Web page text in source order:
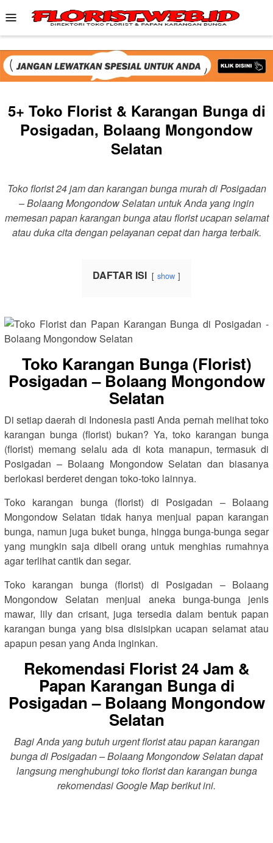
to
content
Mobile
Menu
5+ Toko Florist & Karangan Bunga di
Posigadan, Bolaang Mongondow
Selatan
Toko florist 24 jam dan karangan bunga murah di Posigadan
– Bolaang Mongondow Selatan untuk Anda yang ingin
memesan papan karangan bunga atau florist ucapan selamat
atau duka cita dengan pelayanan cepat dan harga terbaik.
DAFTAR ISI show
Toko Karangan Bunga (Florist)
Posigadan – Bolaang Mongondow
Selatan
Di setiap daerah di Indonesia pasti Anda pernah melihat toko
karangan bunga (florist) bukan? Ya, toko karangan bunga
(florist) memang selalu ada di kota manapun, termasuk di
Posigadan – Bolaang Mongondow Selatan dan biasanya
berlokasi berderet dengan toko-toko lainnya.
Toko karangan bunga (florist) di Posigadan – Bolaang
Mongondow Selatan tidak hanya menjual papan karangan
bunga, namun juga buket bunga, hingga bunga-bunga segar
yang mungkin saja dibeli orang untuk menghias rumahnya
agar terlihat cantik dan segar.
Toko karangan bunga (florist) di Posigadan – Bolaang
Mongondow Selatan menjual aneka bunga-bunga jenis
mawar, lily dan crisant, juga tersedia dalam bentuk papan
karangan bunga yang bisa disisipkan ucapan selamat atau
apapun pesan yang Anda inginkan.
Rekomendasi Florist 24 Jam &
Papan Karangan Bunga di
Posigadan – Bolaang Mongondow
Selatan
Bagi Anda yang butuh urgent florist atau papan karangan
bunga di Posigadan – Bolaang Mongondow Selatan dapat
langsung menghubungi toko florist dan karangan bunga
rekomendasi Google Map berikut ini.